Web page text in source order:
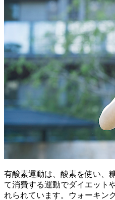
有酸素運動は、酸素を使い、
て消費する運動でダイエット
れられています。ウォーキン